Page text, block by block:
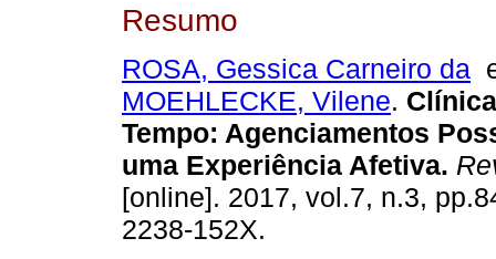
Resumo
ROSA, Gessica Carneiro da
MOEHLECKE, Vilene.
Tempo: Agenciamentos
uma Experiência Afetiva.
[online]. 2017, vol.7, n.3,
2238-152X.